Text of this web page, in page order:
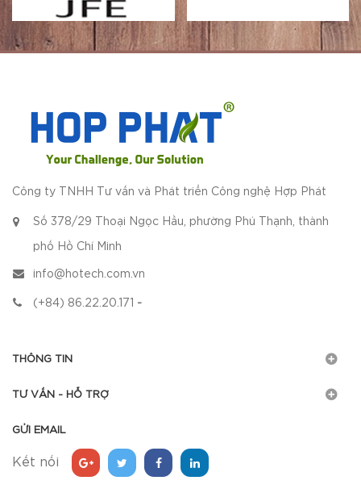
Công ty TNHH Tư vấn và Phát triển Công nghệ Hợp Phát
Số 378/29 Thoại Ngọc Hầu, phường Phú Thạnh, thành
phố Hồ Chí Minh
info@hotech.com.vn
(+84) 86.22.20.171 -
THÔNG TIN
TƯ VẤN - HỖ TRỢ
GỬI EMAIL
Kết nối